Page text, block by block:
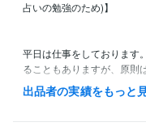
占いの勉強のため)】
平日は仕事をしております
ることもありますが、原則
承頂けますと幸いです。
土日は予定により待機時間
出品者の実績をもっと